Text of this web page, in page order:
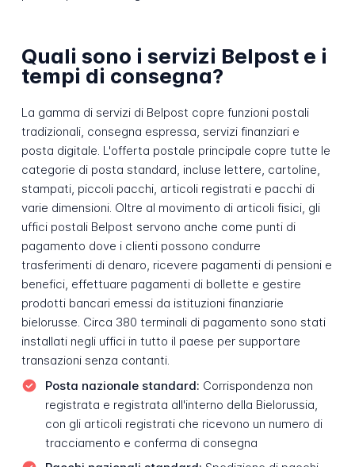
Quali sono i servizi Belpost e i
tempi di consegna?
La gamma di servizi di Belpost copre funzioni postali
tradizionali, consegna espressa, servizi finanziari e
posta digitale. L'offerta postale principale copre tutte le
categorie di posta standard, incluse lettere, cartoline,
stampati, piccoli pacchi, articoli registrati e pacchi di
varie dimensioni. Oltre al movimento di articoli fisici, gli
uffici postali Belpost servono anche come punti di
pagamento dove i clienti possono condurre
trasferimenti di denaro, ricevere pagamenti di pensioni e
benefici, effettuare pagamenti di bollette e gestire
prodotti bancari emessi da istituzioni finanziarie
bielorusse. Circa 380 terminali di pagamento sono stati
installati negli uffici in tutto il paese per supportare
transazioni senza contanti.
Posta nazionale standard: Corrispondenza non
registrata e registrata all'interno della Bielorussia,
con gli articoli registrati che ricevono un numero di
tracciamento e conferma di consegna